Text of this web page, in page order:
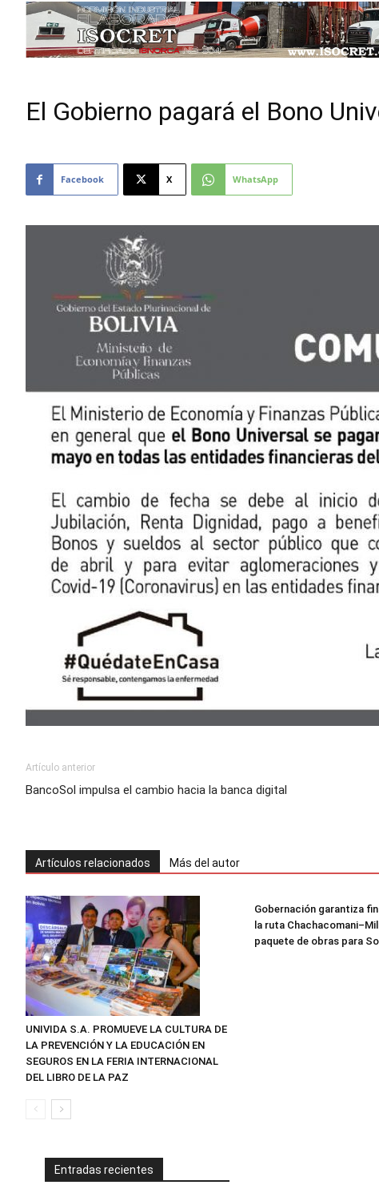
El Gobierno pagará el Bono
Facebook X WhatsApp
Artículo anterior
BancoSol impulsa el cambio hacia la banca digital
Artículos relacionados Más del autor
UNIVIDA S.A. PROMUEVE LA CULTURA DE
LA PREVENCIÓN Y LA EDUCACIÓN EN
SEGUROS EN LA FERIA INTERNACIONAL
DEL LIBRO DE LA PAZ
Gobernación garantiza
la ruta
paquete de obras para
Entradas recientes